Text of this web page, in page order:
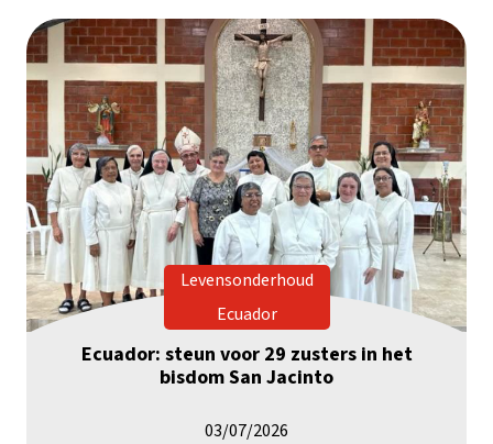
Levensonderhoud
Ecuador
Ecuador: steun voor 29 zusters in het
bisdom San Jacinto
03/07/2026